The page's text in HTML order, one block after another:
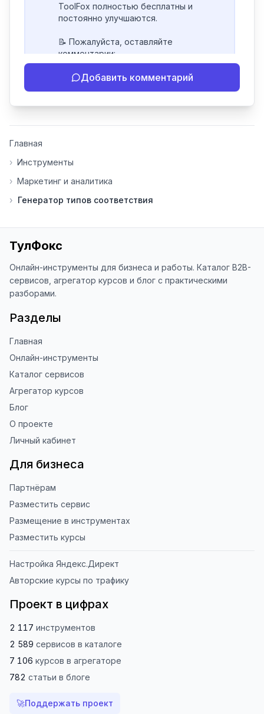
ToolFox полностью бесплатны и
постоянно улучшаются.
📝 Пожалуйста, оставляйте
комментарии:
- Если инструмент работает
некорректно
инструменты нуждаются в доработке.
основе вашей обратной связи.
⭐ Если вам нравится ToolFox — буду
Яндекс.Браузере (нажмите на ⋮ →
«Оценить сайт» в панели браузера).
наши инструменты!
Добавить комментарий
Главная
› Инструменты
› Маркетинг и аналитика
› Генератор типов соответствия
ТулФокс
Онлайн-инструменты для бизнеса и работы. Каталог B2B-
сервисов, агрегатор курсов и блог с практическими
разборами.
Разделы
Главная
Онлайн-инструменты
Каталог сервисов
Агрегатор курсов
Блог
О проекте
Личный кабинет
Для бизнеса
Партнёрам
Разместить сервис
Размещение в инструментах
Разместить курсы
Настройка Яндекс.Директ
Авторские курсы по трафику
Проект в цифрах
2 117 инструментов
2 589 сервисов в каталоге
7 106 курсов в агрегаторе
782 статьи в блоге
🚀Поддержать проект